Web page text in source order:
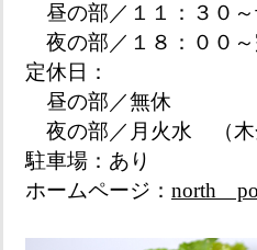
昼の部／１１：３０
夜の部／１８：００
定休日：
昼の部／無休
夜の部／月火水 （木
駐車場：あり
ホームページ： north